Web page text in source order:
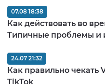
Как действовать во
Типичные проблемы и
07.08 18:38
Как правильно чекать
TikTok
24.07 21:32